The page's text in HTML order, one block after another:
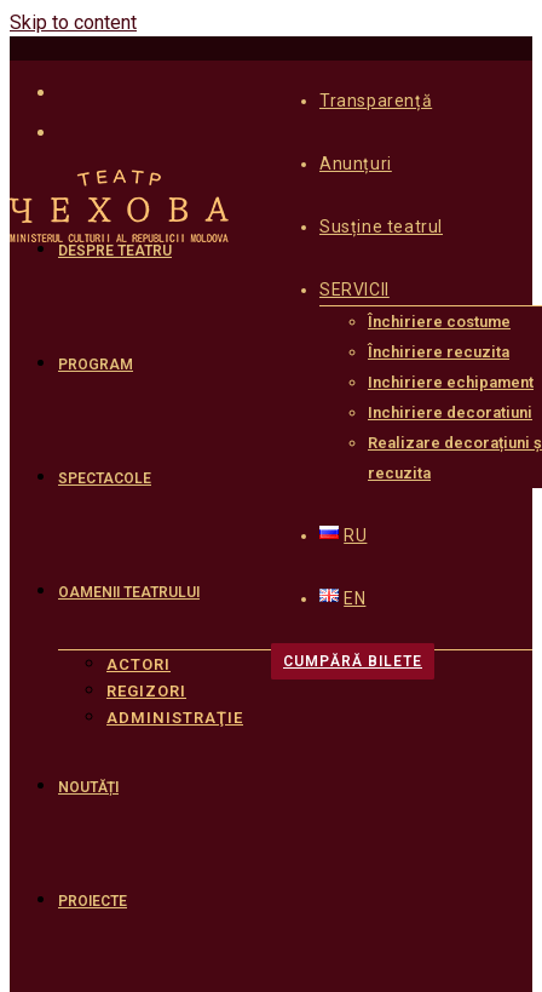
Skip to content
Transparență
Anunțuri
Susține teatrul
SERVICII
Închiriere costume
Închiriere recuzita
Inchiriere echipament
Inchiriere decoratiuni
Realizare decorațiuni
recuzita
RU
EN
CUMPĂRĂ BILETE
DESPRE TEATRU
PROGRAM
SPECTACOLE
OAMENII TEATRULUI
ACTORI
REGIZORI
ADMINISTRAŢIE
NOUTĂȚI
PROIECTE